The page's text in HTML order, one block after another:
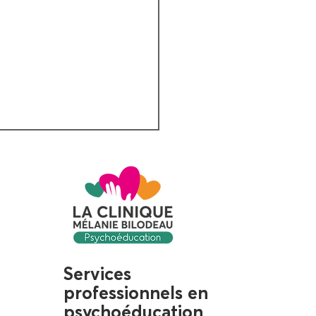
la parentalité
et bienveillante
Services
professionnels en